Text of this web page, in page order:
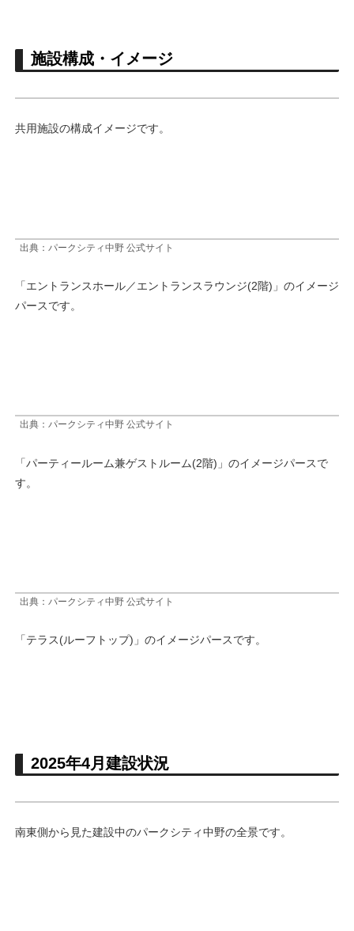
施設構成・イメージ
共用施設の構成イメージです。
出典：パークシティ中野 公式サイト
「エントランスホール／エントランスラウンジ(2階)」のイメージ
パースです。
出典：パークシティ中野 公式サイト
「パーティールーム兼ゲストルーム(2階)」のイメージパースで
す。
出典：パークシティ中野 公式サイト
「テラス(ルーフトップ)」のイメージパースです。
2025年4月建設状況
南東側から見た建設中のパークシティ中野の全景です。